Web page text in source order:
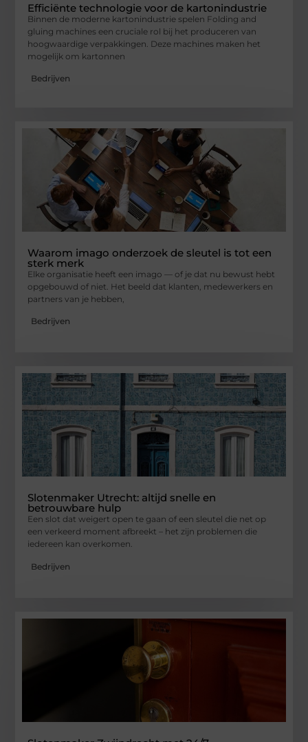
Efficiënte technologie voor de kartonindustrie
Binnen de moderne kartonindustrie spelen Folding and
gluing machines een cruciale rol bij het produceren van
hoogwaardige verpakkingen. Deze machines maken het
mogelijk om kartonnen
Bedrijven
Waarom imago onderzoek de sleutel is tot een
sterk merk
Elke organisatie heeft een imago — of je dat nu bewust hebt
opgebouwd of niet. Het beeld dat klanten, medewerkers en
partners van je hebben,
Bedrijven
Slotenmaker Utrecht: altijd snelle en
betrouwbare hulp
Een slot dat weigert open te gaan of een sleutel die net op
een verkeerd moment afbreekt – het zijn problemen die
iedereen kan overkomen.
Bedrijven